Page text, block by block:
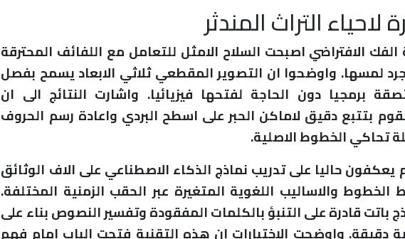
التراث المندثر
الفك الافتراضي اصبحت السلاح الامثل للتعامل مع اللفائف المحترقة
لمسها. واوضحوا ان التصوير المقطعي ثلاثي الابعاد يسمح بفصل
برمجيا دون الحاجة لفتحها فيزيائيا. واشارت النتائج الى ان
بتتبع دقيق لاماكن الحبر على اسطح البردي واعادة رسم الحروف
تحاكي الخطوط الاصلية.
يعكفون حاليا على تدريب نماذج الذكاء الاصطناعي على الاف الوثائق
الخطوط والاساليب اللغوية المتغيرة عبر الحقب الزمنية المختلفة.
باتت قادرة على التنبؤ بالكلمات المفقودة وتفسير النصوص بناء على
دقيقة. واوضحت الاختبارات ان هذه التقنية فتحت الباب امام فهم